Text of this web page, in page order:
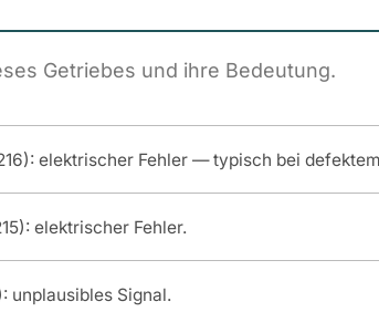
Getriebes und ihre Bedeutung.
elektrischer Fehler — typisch bei
elektrischer Fehler.
unplausibles Signal.